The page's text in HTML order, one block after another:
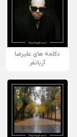
دکلمه های علیرضا
آریانفر